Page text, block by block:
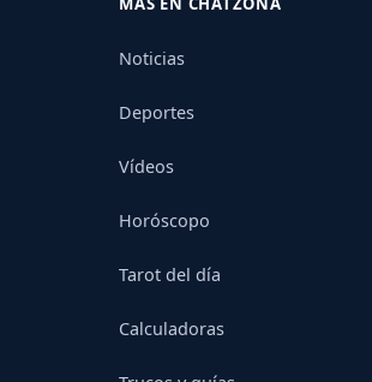
Noticias
Deportes
Vídeos
Horóscopo
Tarot del día
Calculadoras